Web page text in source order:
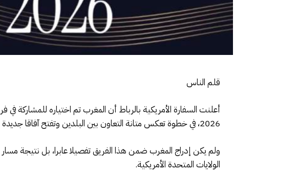
قلم الناس
أعلنت السفارة الأمريكية بالرباط أن المغرب تم اختياره للمشاركة في
2026، في خطوة تعكس متانة التعاون بين البلدين وتفتح آفاقا جديدة للشراكة في مجال الأمن المرتبط بالتظاهرات الرياضية الكبرى.
ولم يكن إدراج المغرب ضمن هذا الفريق تفصيلا عابرا، بل نتيجة
الولايات المتحدة الأمريكية.